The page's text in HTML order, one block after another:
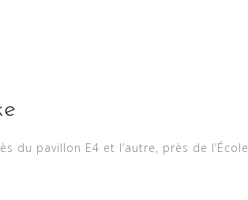
du pavillon E4 et l’autre, près de l’École